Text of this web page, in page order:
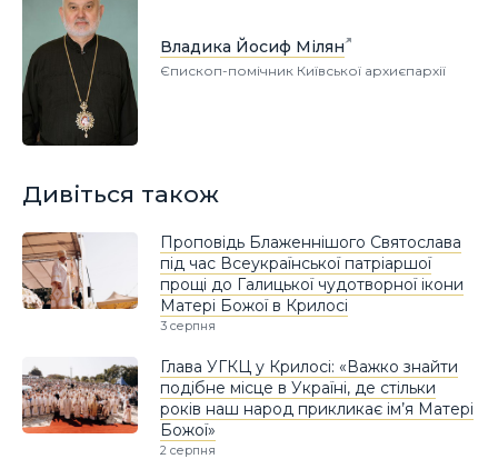
Владика Йосиф Мілян
Єпископ-помічник Київської архиєпархії
Дивіться також
Проповідь Блаженнішого Святослава
під час Всеукраїнської патріаршої
прощі до Галицької чудотворної ікони
Матері Божої в Крилосі
3 серпня
Глава УГКЦ у Крилосі: «Важко знайти
подібне місце в Україні, де стільки
років наш народ прикликає ім’я Матері
Божої»
2 серпня